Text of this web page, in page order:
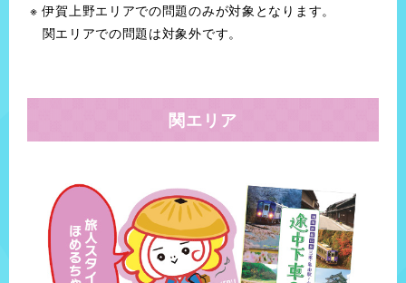
伊賀上野エリアでの問題のみが対象となります。
関エリアでの問題は対象外です。
関エリア